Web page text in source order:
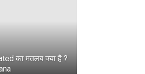
का मतलब क्या है ?